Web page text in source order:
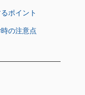
ポイント
の注意点